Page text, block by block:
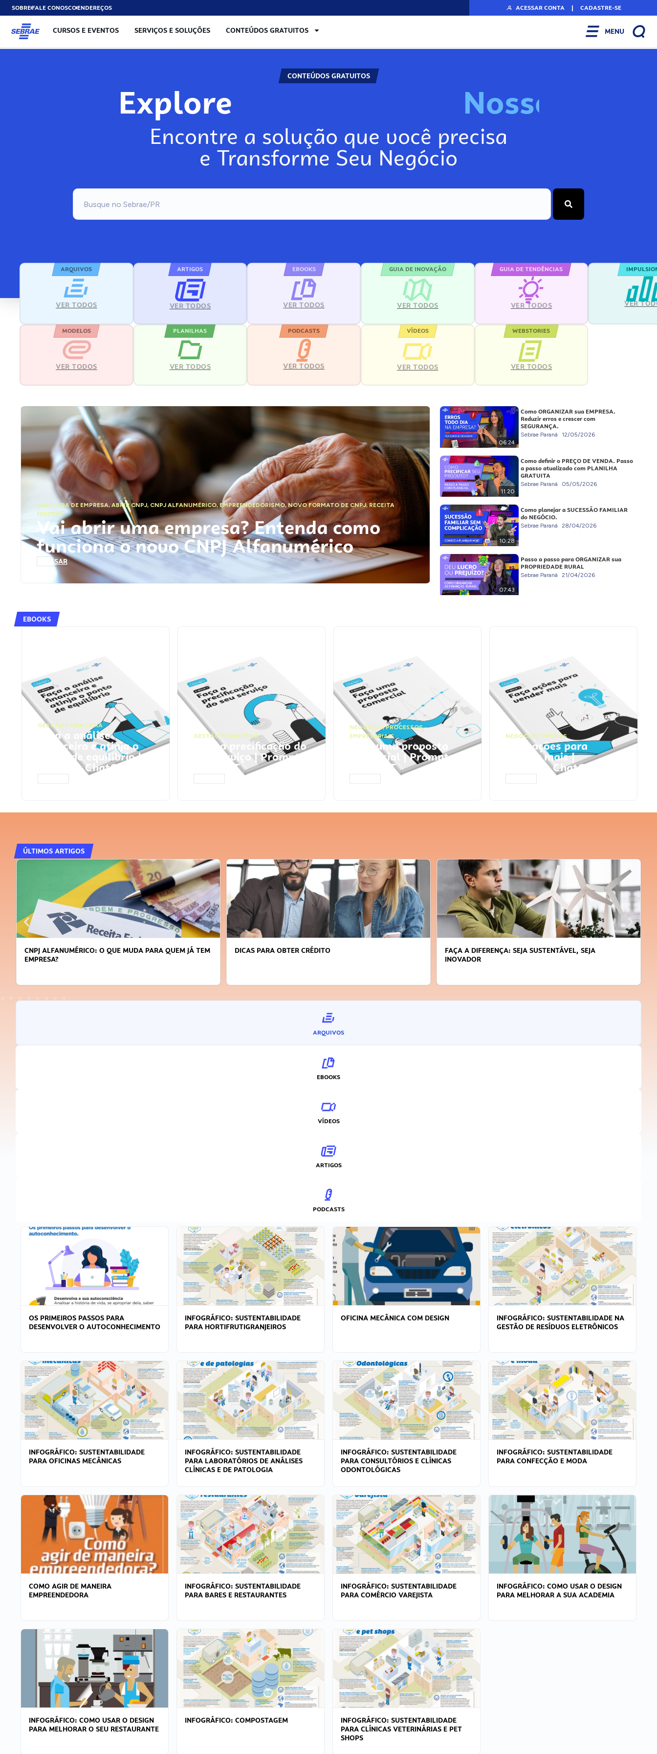
SOBREFALE CONOSCOENDEREÇOS ACESSAR CONTA | CADASTRE-SE
CURSOS E EVENTOS SERVIÇOS E SOLUÇÕES CONTEÚDOS GRATUITOS MENU
CONTEÚDOS GRATUITOS
Explore Nosso
Encontre a solução que você precisa
e Transforme Seu Negócio
ARQUIVOS
VER TODOS
ARTIGOS
VER TODOS
EBOOKS
VER TODOS
GUIA DE INOVAÇÃO
VER TODOS
GUIA DE TENDÊNCIAS
VER TODOS VER
MODELOS
VER TODOS
PLANILHAS
VER TODOS
PODCASTS
VER TODOS
VÍDEOS
VER TODOS
WEBSTORIES
VER TODOS
ABERTURA DE EMPRESA,ABRIR CNPJ, CNPJ ALFANUMÉRICO, EMPREENDEDORISMO,NOVO FORMATO DE CNPJ,RECEITA
FEDERAL
Vai abrir uma empresa? Entenda como
funciona o novo CNPJ Alfanumérico
ACESSAR
06:24
Como ORGANIZAR sua EMPRESA.
Reduzir erros e crescer com
SEGURANÇA.
Sebrae Paraná 12/05/2026
11:20
Como definir o PREÇO DE VENDA. Passo
a passo atualizado com PLANILHA
GRATUITA
Sebrae Paraná 05/05/2026
10:28
Como planejar a SUCESSÃO FAMILIAR
do NEGÓCIO.
Sebrae Paraná 28/04/2026
07:43
Passo a passo para ORGANIZAR sua
PROPRIEDADE RURAL
Sebrae Paraná 21/04/2026
EBOOKS
GESTÃO FINANCEIRA
Faça a análise
financeira e atinja o
ponto de equilíbrio |
Prompts ChatGPT
GESTÃO FINANCEIRA
Faça a precificação do
seu serviço | Prompts
ChatGPT
NEGÓCIOS,PROCESSOS
EMPRESARIAIS
Faça uma proposta
comercial | Prompts
ChatGPT
NEGÓCIOS, VENDAS
Faça ações para
vender mais |
Prompts ChatGPT
ÚLTIMOS ARTIGOS
CNPJ ALFANUMÉRICO: O QUE MUDA PARA QUEM JÁ TEM
EMPRESA?
DICAS PARA OBTER CRÉDITO
FAÇA A DIFERENÇA: SEJA SUSTENTÁVEL, SEJA
INOVADOR
ARQUIVOS
EBOOKS
VÍDEOS
ARTIGOS
PODCASTS
OS PRIMEIROS PASSOS PARA
DESENVOLVER O AUTOCONHECIMENTO
INFOGRÁFICO: SUSTENTABILIDADE
PARA HORTIFRUTIGRANJEIROS
OFICINA MECÂNICA COM DESIGN
INFOGRÁFICO: SUSTENTABILIDADE NA
GESTÃO DE RESÍDUOS ELETRÔNICOS
INFOGRÁFICO: SUSTENTABILIDADE
PARA OFICINAS MECÂNICAS
INFOGRÁFICO: SUSTENTABILIDADE
PARA LABORATÓRIOS DE ANÁLISES
CLÍNICAS E DE PATOLOGIA
INFOGRÁFICO: SUSTENTABILIDADE
PARA CONSULTÓRIOS E CLÍNICAS
ODONTOLÓGICAS
INFOGRÁFICO: SUSTENTABILIDADE
PARA CONFECÇÃO E MODA
COMO AGIR DE MANEIRA
EMPREENDEDORA
INFOGRÁFICO: SUSTENTABILIDADE
PARA BARES E RESTAURANTES
INFOGRÁFICO: SUSTENTABILIDADE
PARA COMÉRCIO VAREJISTA
INFOGRÁFICO: COMO USAR O DESIGN
PARA MELHORAR A SUA ACADEMIA
INFOGRÁFICO: COMO USAR O DESIGN
PARA MELHORAR O SEU RESTAURANTE
INFOGRÁFICO: COMPOSTAGEM
INFOGRÁFICO: SUSTENTABILIDADE
PARA CLÍNICAS VETERINÁRIAS E PET
SHOPS